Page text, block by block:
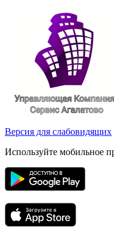
Версия для слабовидящих
Используйте мобильное